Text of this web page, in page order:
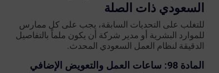
السعودي ذات الصلة
للتغلب على التحديات السابقة، يجب على كل ممارس
للموارد البشرية أو مدير شركة أن يكون ملماً بالتفاصيل
الدقيقة لنظام العمل السعودي المحدث.
المادة 98: ساعات العمل والتعويض الإضافي